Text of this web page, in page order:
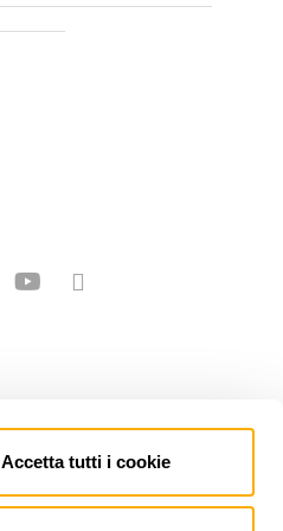
Accetta tutti i cookie